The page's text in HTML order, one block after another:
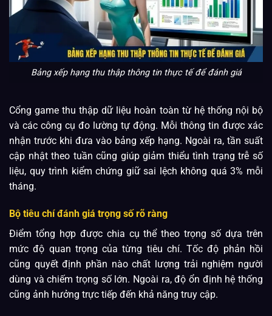
Bảng xếp hạng thu thập thông tin thực tế để đánh giá
Cổng game thu thập dữ liệu hoàn toàn từ hệ thống nội bộ
và các công cụ đo lường tự động. Mỗi thông tin được xác
nhận trước khi đưa vào bảng xếp hạng. Ngoài ra, tần suất
cập nhật theo tuần cũng giúp giảm thiểu tình trạng trễ số
liệu, quy trình kiểm chứng giữ sai lệch không quá 3% mỗi
tháng.
Bộ tiêu chí đánh giá trọng số rõ ràng
Điểm tổng hợp được chia cụ thể theo trọng số dựa trên
mức độ quan trọng của từng tiêu chí. Tốc độ phản hồi
cũng quyết định phần nào chất lượng trải nghiệm người
dùng và chiếm trọng số lớn. Ngoài ra, độ ổn định hệ thống
cũng ảnh hưởng trực tiếp đến khả năng truy cập.